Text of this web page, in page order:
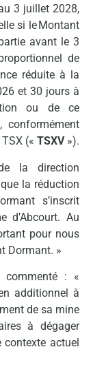
3 juillet 2028,
si le Montant
avant le 3
de
réduite à la
et 30 jours à
ou de ce
conformément
(« TSXV»).
la direction
la réduction
s’inscrit
d’Abcourt. Au
pour nous
Dormant. »
commenté : «
additionnel à
de sa mine
à dégager
contexte actuel